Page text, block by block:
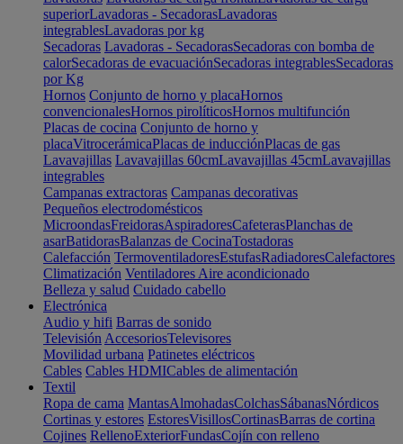
superiorLavadoras - SecadorasLavadoras
integrablesLavadoras por kg
Secadoras Lavadoras - SecadorasSecadoras con bomba de
calorSecadoras de evacuaciónSecadoras integrablesSecadoras
por Kg
Hornos Conjunto de horno y placaHornos
convencionalesHornos pirolíticosHornos multifunción
Placas de cocina Conjunto de horno y
placaVitrocerámicaPlacas de inducciónPlacas de gas
Lavavajillas Lavavajillas 60cmLavavajillas 45cmLavavajillas
integrables
Campanas extractoras Campanas decorativas
Pequeños electrodomésticos
MicroondasFreidorasAspiradoresCafeterasPlanchas de
asarBatidorasBalanzas de CocinaTostadoras
Calefacción TermoventiladoresEstufasRadiadoresCalefactores
Climatización Ventiladores Aire acondicionado
Belleza y salud Cuidado cabello
Electrónica
Audio y hifi Barras de sonido
Televisión AccesoriosTelevisores
Movilidad urbana Patinetes eléctricos
Cables Cables HDMICables de alimentación
Textil
Ropa de cama MantasAlmohadasColchasSábanasNórdicos
Cortinas y estores EstoresVisillosCortinasBarras de cortina
Cojines RellenoExteriorFundasCojín con relleno